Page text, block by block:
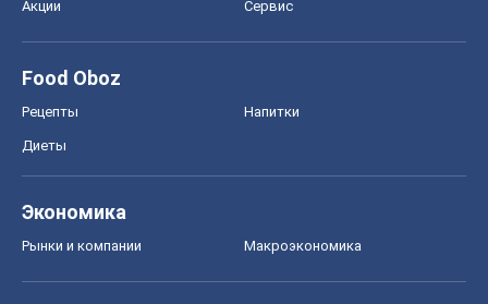
Акции Сервис
Food Oboz
Рецепты Напитки
Диеты
Экономика
Рынки и компании Mакроэкономика